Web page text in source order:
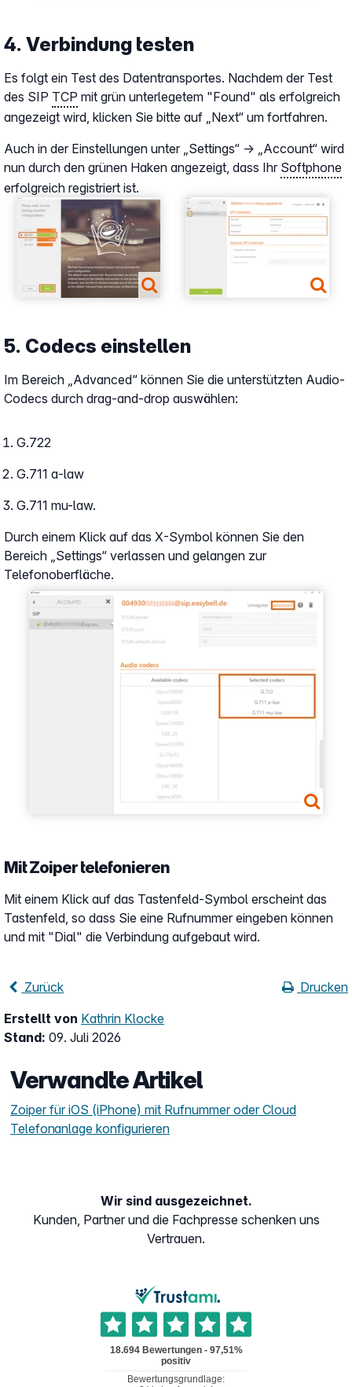
Show larger version Show larger version
4. Verbindung testen
Es folgt ein Test des Datentransportes. Nachdem der Test
des SIP TCP mit grün unterlegetem "Found" als erfolgreich
angezeigt wird, klicken Sie bitte auf „Next“ um fortfahren.
Auch in der Einstellungen unter „Settings“ → „Account“ wird
nun durch den grünen Haken angezeigt, dass Ihr Softphone
erfolgreich registriert ist.
5. Codecs einstellen
Show larger version
Im Bereich „Advanced“ können Sie die unterstützten Audio-
Codecs durch drag-and-drop auswählen:
G.722
G.711 a-law
G.711 mu-law.
Durch einem Klick auf das X-Symbol können Sie den
Bereich „Settings“ verlassen und gelangen zur
Telefonoberfläche.
Mit Zoiper telefonieren
Mit einem Klick auf das Tastenfeld-Symbol erscheint das
Tastenfeld, so dass Sie eine Rufnummer eingeben können
und mit "Dial" die Verbindung aufgebaut wird.
Zurück
Drucken
Erstellt von Kathrin Klocke
Stand: 09. Juli 2026
Verwandte Artikel
Zoiper für iOS (iPhone) mit Rufnummer oder Cloud
Telefonanlage konfigurieren
Wir sind ausgezeichnet.
Kunden, Partner und die Fachpresse schenken uns
Vertrauen.